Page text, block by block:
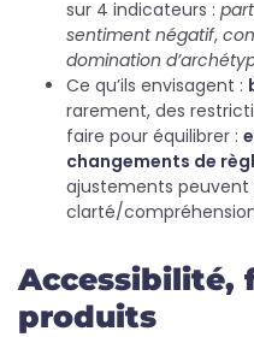
sur 4 indicateurs :
sentiment négatif,
domination
Ce qu’ils envisagent :
rarement, des
faire pour équilibrer :
changements de
ajustements peuvent
clarté/
Accessibilité,
produits